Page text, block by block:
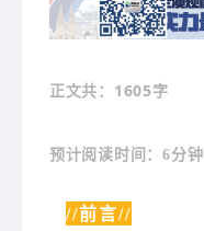
正文共 ：1605字
预计阅读时间：6分钟
//前言//